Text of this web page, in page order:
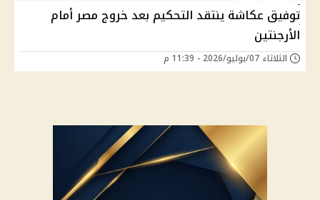
توفيق عكاشة ينتقد التحكيم بعد خروج مصر أمام
الأرجنتين
الثلاثاء 07/يوليو/2026 - 11:39 م